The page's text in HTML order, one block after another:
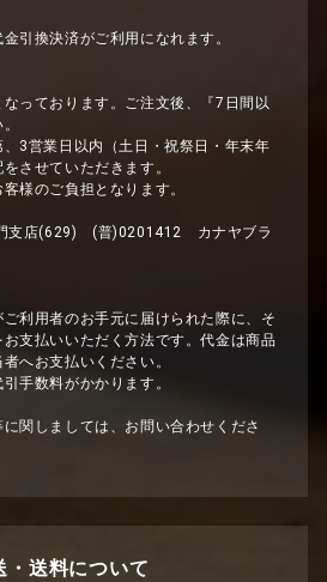
引換決済がご利用になれます。
っております。ご注文後、『7日間以
3営業日以内（土日・祝祭日・年末年
させていただきます。
様のご負担となります。
支店(629) (普)0201412 カナヤブラ
利用者のお手元に届けられた際に、そ
支払いいただく方法です。代金は商品
へお支払いください。
手数料がかかります。
関しましては、お問い合わせくださ
・送料について